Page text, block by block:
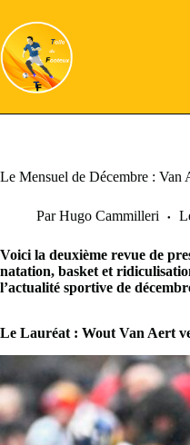
contenu
Le Mensuel de Décembre :
Par Hugo Cammilleri
Voici la deuxième revue de
natation, basket et
l’actualité sportive de
Le Lauréat : Wout Van Aert